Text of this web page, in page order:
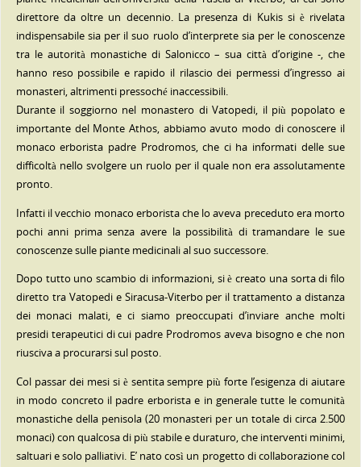
direttore da oltre un decennio. La presenza di Kukis si è rivelata
indispensabile sia per il suo ruolo d’interprete sia per le conoscenze
tra le autorità monastiche di Salonicco – sua città d’origine -, che
hanno reso possibile e rapido il rilascio dei permessi d’ingresso ai
monasteri, altrimenti pressoché inaccessibili.
Durante il soggiorno nel monastero di Vatopedi, il più popolato e
importante del Monte Athos, abbiamo avuto modo di conoscere il
monaco erborista padre Prodromos, che ci ha informati delle sue
difficoltà nello svolgere un ruolo per il quale non era assolutamente
pronto.
Infatti il vecchio monaco erborista che lo aveva preceduto era morto
pochi anni prima senza avere la possibilità di tramandare le sue
conoscenze sulle piante medicinali al suo successore.
Dopo tutto uno scambio di informazioni, si è creato una sorta di filo
diretto tra Vatopedi e Siracusa-Viterbo per il trattamento a distanza
dei monaci malati, e ci siamo preoccupati d’inviare anche molti
presidi terapeutici di cui padre Prodromos aveva bisogno e che non
riusciva a procurarsi sul posto.
Col passar dei mesi si è sentita sempre più forte l’esigenza di aiutare
in modo concreto il padre erborista e in generale tutte le comunità
monastiche della penisola (20 monasteri per un totale di circa 2.500
monaci) con qualcosa di più stabile e duraturo, che interventi minimi,
saltuari e solo palliativi. E’ nato così un progetto di collaborazione col